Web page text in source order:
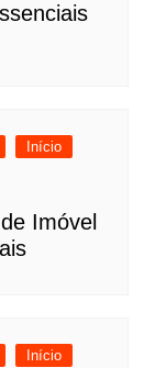
Início
Imóvel
Início